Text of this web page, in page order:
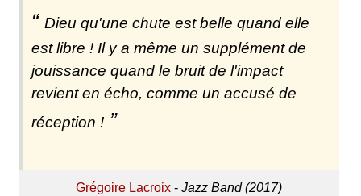
Dieu qu'une chute est belle quand elle
est libre ! Il y a même un supplément de
jouissance quand le bruit de l'impact
revient en écho, comme un accusé de
réception !
Grégoire Lacroix -Jazz Band (2017)